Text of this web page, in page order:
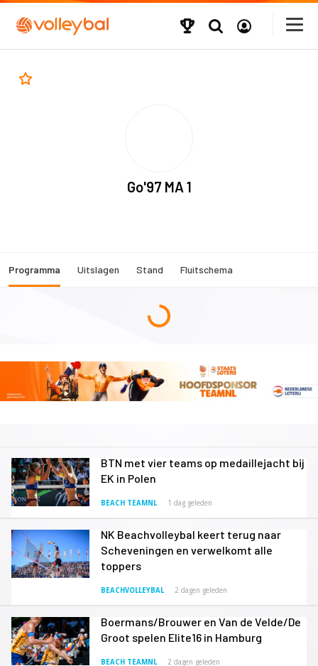
Go'97 MA 1
Programma Uitslagen Stand Fluitschema
BTN met vier teams op medaillejacht bij
EK in Polen
BEACH TEAMNL 1 dag geleden
NK Beachvolleybal keert terug naar
Scheveningen en verwelkomt alle
toppers
BEACHVOLLEYBAL 2 dagen geleden
Boermans/Brouwer en Van de Velde/De
Groot spelen Elite16 in Hamburg
BEACH TEAMNL 2 dagen geleden